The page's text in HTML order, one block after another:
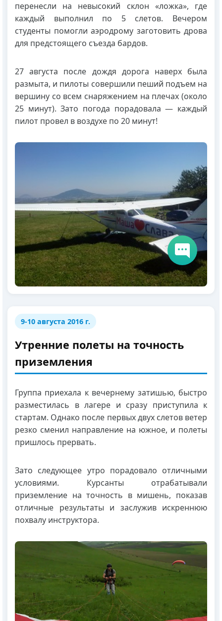
перенесли на невысокий склон «ложка», где
каждый выполнил по 5 слетов. Вечером
студенты помогли аэродрому заготовить дрова
для предстоящего съезда бардов.
27 августа после дождя дорога наверх была
размыта, и пилоты совершили пеший подъем на
вершину со всем снаряжением на плечах (около
25 минут). Зато погода порадовала — каждый
пилот провел в воздухе по 20 минут!
9-10 августа 2016 г.
Утренние полеты на точность
приземления
Группа приехала к вечернему затишью, быстро
разместилась в лагере и сразу приступила к
стартам. Однако после первых двух слетов ветер
резко сменил направление на южное, и полеты
пришлось прервать.
Зато следующее утро порадовало отличными
условиями. Курсанты отрабатывали
приземление на точность в мишень, показав
отличные результаты и заслужив искреннюю
похвалу инструктора.